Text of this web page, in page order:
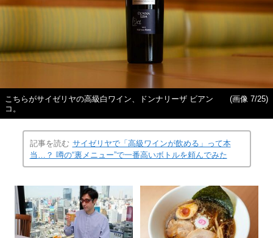
こちらがサイゼリヤの高級白ワイン、ドンナリーザ ビアン
コ。
(画像 7/25)
記事を読む サイゼリヤで「高級ワインが飲める」って本
当…？ 噂の“裏メニュー”で一番高いボトルを頼んでみた